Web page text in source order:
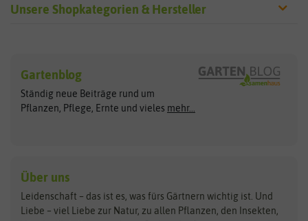
Unsere Shopkategorien & Hersteller
Exotische Samen
Gemüsesamen
Gründünger
Kräutersamen
Obstsamen
Pilzbrut
Arche Noah
ASB Greenworld
Benary
Bingenheimer Saatgut
Clever Pots
COMPO
Dürr-Samen
Gartenblog
Ständig neue Beiträge rund um
Pflanzen, Pflege, Ernte und vieles mehr...
Über uns
Leidenschaft – das ist es, was fürs Gärtnern wichtig ist. Und
Liebe – viel Liebe zur Natur, zu allen Pflanzen, den Insekten,